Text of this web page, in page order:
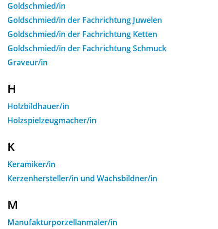
Goldschmied/in
Goldschmied/in der Fachrichtung Juwelen
Goldschmied/in der Fachrichtung Ketten
Goldschmied/in der Fachrichtung Schmuck
Graveur/in
H
Holzbildhauer/in
Holzspielzeugmacher/in
K
Keramiker/in
Kerzenhersteller/in und Wachsbildner/in
M
Manufakturporzellanmaler/in